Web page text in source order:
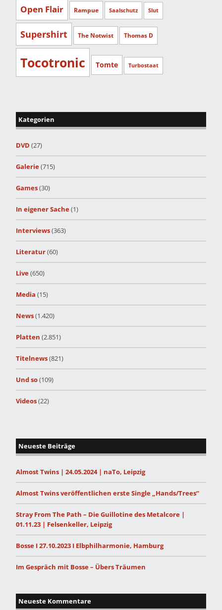
Open Flair Rampue Saalschutz Slut
Supershirt The Notwist Thomas D
Tocotronic Tomte Turbostaat
Kategorien
DVD (27)
Galerie(715)
Games(30)
In eigener Sache(1)
Interviews(363)
Literatur(60)
Live(650)
Media (15)
News(1.420)
Platten (2.851)
Titelnews(821)
Und so(109)
Videos(22)
Neueste Beiträge
Almost Twins | 24.05.2024 | naTo, Leipzig
Almost Twins veröffentlichen erste Single „Hands/Trees“
Stray From The Path – Die Guillotine des Metalcore |
01.11.23 | Felsenkeller, Leipzig
Bosse I 27.10.2023 I Elbphilharmonie, Hamburg
Im Gespräch mit Bosse – Übers Träumen
Neueste Kommentare